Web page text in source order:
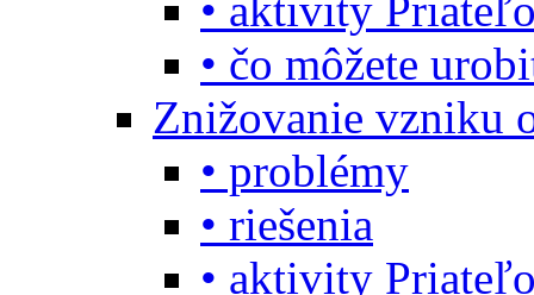
• čo môžete
Znižovanie vzniku
• problémy
• riešenia
• aktivity